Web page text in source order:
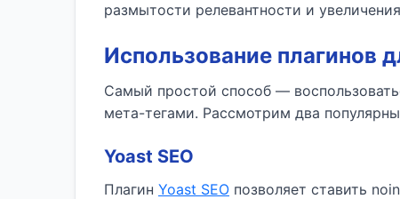
размытости релевантности и
Использование плагинов
Самый простой способ —
мета-тегами. Рассмотрим два
Yoast SEO
Плагин Yoast SEO позволяет ставить